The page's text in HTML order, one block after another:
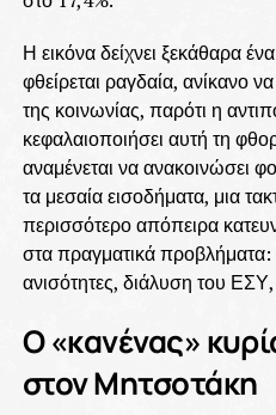
Η εικόνα δείχνει ξεκάθαρα
φθείρεται ραγδαία, ανίκανο
της κοινωνίας, παρότι η
κεφαλαιοποιήσει αυτή τη
αναμένεται να ανακοινώσει
τα μεσαία εισοδήματα, μια
περισσότερο απόπειρα
στα πραγματικά προβλήματα:
ανισότητες, διάλυση του
Ο «κανένας»
στον Μητσοτάκη